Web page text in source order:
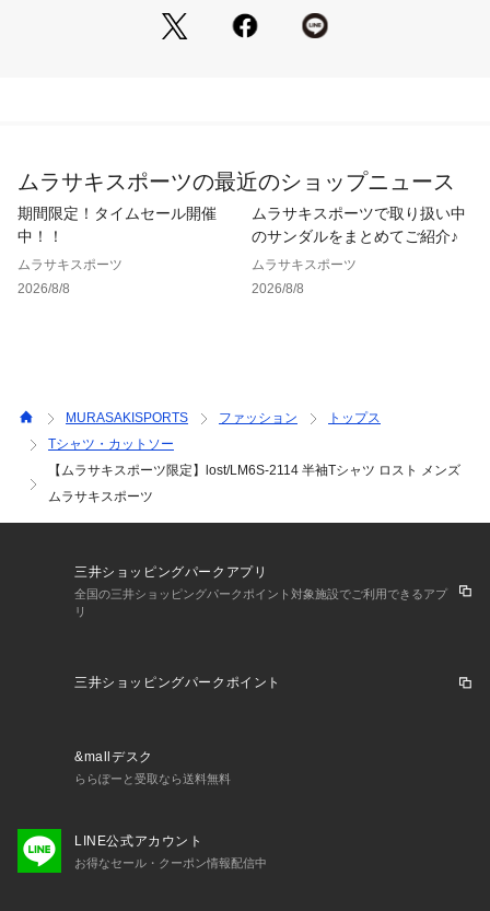
※掲載画像に関しましては、屋外や屋内での光の当たり方やパ
ソコンやスマートフォンなどの閲覧環境によって実際の色味と
※梱包袋の粘着が一部弱い場合がございますが、商品自体に問
題ございません。あらかじめご了承いただきますようお願いい
たします。
す。
お気に入り商品の再入荷通知も届いて便利！
お買い物リストの管理に是非ご利用下さい。
ムラサキスポーツの最近のショップニュース
期間限定！タイムセール開催
中！！
ムラサキスポーツ
2026/8/8
ムラサキスポーツで取り扱い中
のサンダルをまとめてご紹介♪
ムラサキスポーツ
2026/8/8
MURASAKISPORTS ファッション
トップス
Tシャツ・カットソー
【ムラサキスポーツ限定】lost/LM6S-2114 半袖Tシャツ ロスト メンズ
ムラサキスポーツ
三井ショッピングパークアプリ
全国の三井ショッピングパークポイント対象施設でご利用できるアプ
リ
三井ショッピングパークポイント
&mallデスク
ららぽーと受取なら送料無料
LINE公式アカウント
お得なセール・クーポン情報配信中